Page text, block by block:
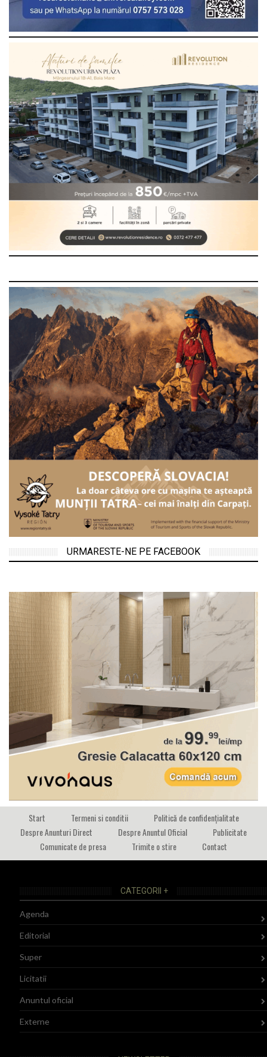
URMARESTE-NE PE FACEBOOK
Start Termeni si conditii
Politică de confidențialitate
Despre Anunturi Direct
Despre Anuntul Oficial
Publicitate
Comunicate de presa
Trimite o stire Contact
CATEGORII +
Agenda
Editorial
Super
Licitatii
Anuntul oficial
Externe